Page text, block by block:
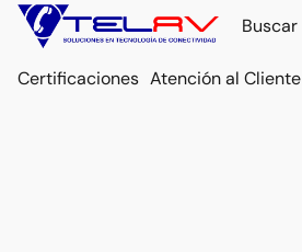
Certificaciones Atención al Cliente